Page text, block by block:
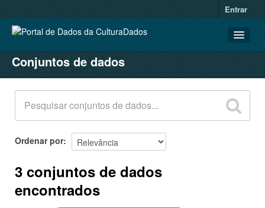
Entrar
CONJUNTOS DE DADOS
ORGANIZAÇÕES
GRUPOS
SOBRE
Conjuntos de dados
Ordenar por
3 conjuntos de dados
encontrados